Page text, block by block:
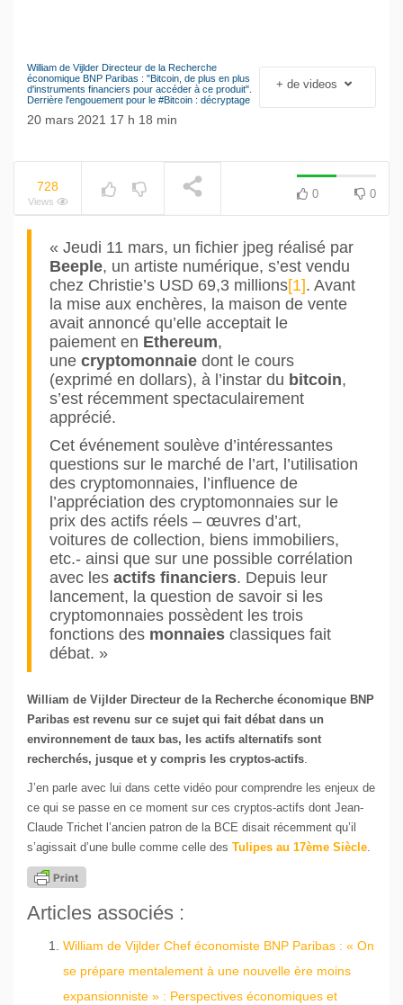
NOW PLAYING
Le séisme industriel
Volkswagen
William de Vijlder Directeur de la Recherche
économique BNP Paribas : "Bitcoin, de plus en plus
d'instruments financiers pour accéder à ce produit".
Derrière l'engouement pour le #Bitcoin : décryptage
20 mars 2021 17 h 18 min
+ de videos
728
Views
0 0
« Jeudi 11 mars, un fichier jpeg réalisé par
Beeple, un artiste numérique, s’est vendu
chez Christie’s USD 69,3 millions[1]. Avant
la mise aux enchères, la maison de vente
avait annoncé qu’elle acceptait le
paiement en Ethereum,
une cryptomonnaie dont le cours
(exprimé en dollars), à l’instar du bitcoin,
s’est récemment spectaculairement
apprécié.
Cet événement soulève d’intéressantes
questions sur le marché de l’art, l’utilisation
des cryptomonnaies, l’influence de
l’appréciation des cryptomonnaies sur le
prix des actifs réels – œuvres d’art,
voitures de collection, biens immobiliers,
etc.- ainsi que sur une possible corrélation
avec les actifs financiers. Depuis leur
lancement, la question de savoir si les
cryptomonnaies possèdent les trois
fonctions des monnaies classiques fait
débat. »
William de Vijlder Directeur de la Recherche économique BNP
Paribas est revenu sur ce sujet qui fait débat dans un
environnement de taux bas, les actifs alternatifs sont
recherchés, jusque et y compris les cryptos-actifs.
J’en parle avec lui dans cette vidéo pour comprendre les enjeux de
ce qui se passe en ce moment sur ces cryptos-actifs dont Jean-
Claude Trichet l’ancien patron de la BCE disait récemment qu’il
s’agissait d’une bulle comme celle des Tulipes au 17ème Siècle.
Articles associés :
William de Vijlder Chef économiste BNP Paribas : « On
se prépare mentalement à une nouvelle ère moins
expansionniste » : Perspectives économiques et